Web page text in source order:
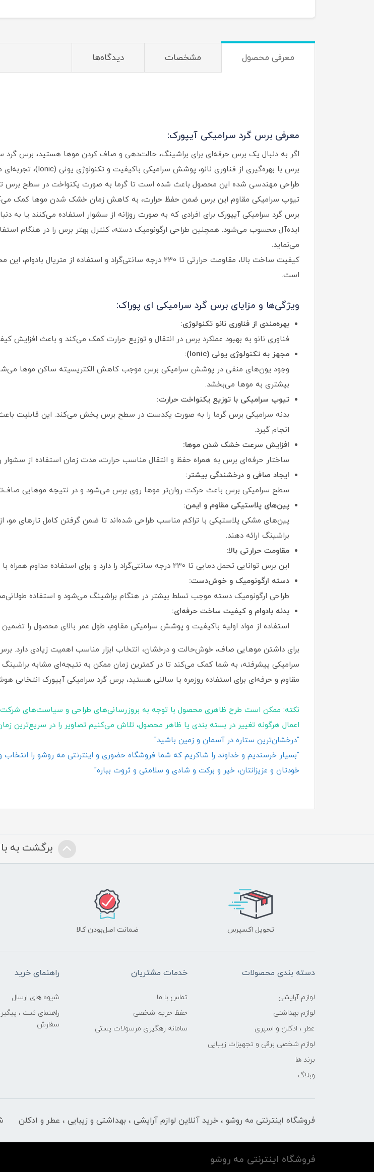
معرفی محصول مشخصات دیدگاه‌ها
معرفی برس گرد سرامیکی آیپورک:
اگر به دنبال یک برس حرفه‌ای برای براشینگ، حالت‌دهی و صاف کردن موها هستید، برس گرد
برس با بهره‌گیری از فناوری نانو، پوشش سرامیکی باکیفیت و تکنولوژی یونی (Ionic)، تجربه‌ای متفاوت از خشک کردن و حالت دادن به موها را فراهم می‌کند.
طراحی مهندسی‌ شده این محصول باعث شده است تا گرما به صورت یکنواخت در سطح برس
تیوپ سرامیکی مقاوم این برس ضمن حفظ حرارت، به کاهش زمان خشک شدن موها کمک
برس گرد سرامیکی آیپورک برای افرادی که به صورت روزانه از سشوار استفاده می‌کنند یا به
ایده‌آل محسوب می‌شود. همچنین طراحی ارگونومیک دسته، کنترل بهتر برس را در هنگام
می‌نماید.
کیفیت ساخت بالا، مقاومت حرارتی تا 230 درجه سانتی‌گراد و
است.
ویژگی‌ها و مزایای برس گرد سرامیکی ای پوراک:
بهره‌مندی از فناوری نانو تکنولوژی:
فناوری نانو به بهبود عملکرد برس در انتقال و توزیع حرارت کمک می‌کند و باعث
مجهز به تکنولوژی یونی (Ionic):
وجود یون‌های منفی در پوشش سرامیکی برس موجب کاهش الکتریسیته ساکن موها
بیشتری به موها می‌بخشد.
تیوپ سرامیکی با توزیع یکنواخت حرارت:
بدنه سرامیکی برس گرما را به صورت یکدست در سطح برس پخش می‌کند. این قابلیت
انجام گیرد.
افزایش سرعت خشک شدن موها:
ساختار حرفه‌ای برس به همراه حفظ و انتقال مناسب حرارت، مدت زمان استفاده از
ایجاد صافی و درخشندگی بیشتر:
سطح سرامیکی برس باعث حرکت روان‌تر موها روی برس می‌شود و در نتیجه موهایی
پین‌های پلاستیکی مقاوم و ایمن:
پین‌های مشکی پلاستیکی با تراکم مناسب طراحی شده‌اند تا ضمن گرفتن کامل تارهای
براشینگ ارائه دهند.
مقاومت حرارتی بالا:
این برس توانایی تحمل دمایی تا 230 درجه سانتی‌گراد را دارد و برای استفاده مداوم همراه با سشوارهای حرفه‌ای کاملاً مناسب است.
دسته ارگونومیک و خوش‌دست:
طراحی ارگونومیک دسته موجب تسلط بیشتر در هنگام براشینگ می‌شود و استفاده
بدنه بادوام و کیفیت ساخت حرفه‌ای:
استفاده از مواد اولیه باکیفیت و پوشش سرامیکی مقاوم، طول عمر بالای محصول را
برای داشتن موهایی صاف، خوش‌حالت و درخشان، انتخاب ابزار مناسب اهمیت زیادی دارد.
سرامیکی پیشرفته، به شما کمک می‌کند تا در کمترین زمان ممکن به نتیجه‌ای مشابه
مقاوم و حرفه‌ای برای استفاده روزمره یا سالنی هستید، برس گرد سرامیکی آیپورک انتخابی
نکته: ممکن است طرح ظاهری محصول با توجه به بروزرسانی‌های طراحی و سیاست‌های
اعمال هرگونه تغییر در بسته‌ بندی یا ظاهر محصول، تلاش می‌کنیم تصاویر را در سریع‌ترین
"درخشان‌ترین ستاره در آسمان و زمین باشید"
"بسیار خرسندیم و خداوند را شاکریم که شما فروشگاه حضوری و اینترنتی مه روشو را انتخاب
خودتان و عزیزانتان، خیر و برکت و شادی و سلامتی و ثروت بباره"
برگشت به
تحویل اکسپرس ضمانت اصل‌بودن کالا
دسته بندی محصولات
لوازم آرایشی
لوازم بهداشتی
عطر ، ادکلن و اسپری
لوازم شخصی برقی و تجهیزات زیبایی
برند ها
وبلاگ
خدمات مشتریان
تماس با ما
حفظ حریم شخصی
سامانه رهگیری مرسولات پستی
راهنمای خرید
شیوه های ارسال
راهنمای ثبت ،
سفارش
فروشگاه اینترنتی مه‌ رو‌شو ، خرید آنلاین لوازم آرایشی ، بهداشتی و زیبایی ، عطر و ادکلن
فروشگاه اینترنتی مه‌ رو‌شو